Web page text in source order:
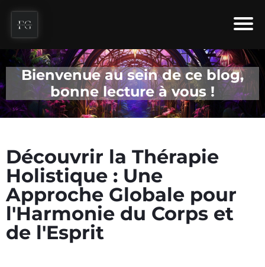
Bienvenue au sein de ce blog,
bonne lecture à vous !
Découvrir la Thérapie
Holistique : Une
Approche Globale pour
l'Harmonie du Corps et
de l'Esprit